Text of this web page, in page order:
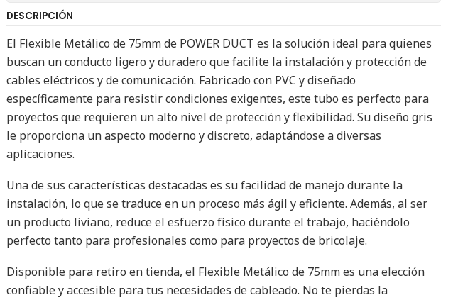
DESCRIPCIÓN
El Flexible Metálico de 75mm de POWER DUCT es la solución ideal para quienes
buscan un conducto ligero y duradero que facilite la instalación y protección de
cables eléctricos y de comunicación. Fabricado con PVC y diseñado
específicamente para resistir condiciones exigentes, este tubo es perfecto para
proyectos que requieren un alto nivel de protección y flexibilidad. Su diseño gris
le proporciona un aspecto moderno y discreto, adaptándose a diversas
aplicaciones.
Una de sus características destacadas es su facilidad de manejo durante la
instalación, lo que se traduce en un proceso más ágil y eficiente. Además, al ser
un producto liviano, reduce el esfuerzo físico durante el trabajo, haciéndolo
perfecto tanto para profesionales como para proyectos de bricolaje.
Disponible para retiro en tienda, el Flexible Metálico de 75mm es una elección
confiable y accesible para tus necesidades de cableado. No te pierdas la